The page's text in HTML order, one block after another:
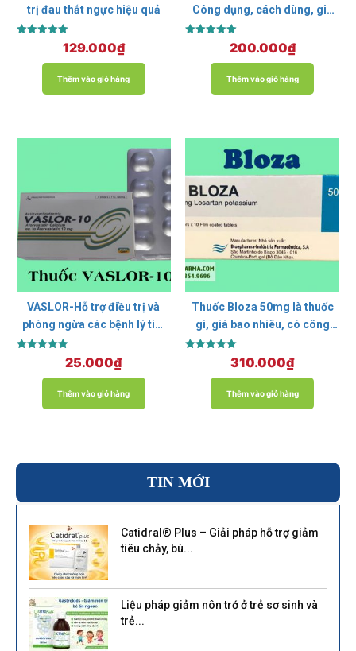
trị đau thắt ngực hiệu quả
5.00
129.000₫
Thêm vào giỏ hàng
Công dụng, cách dùng, giá
Được xếp
5.00
200.000₫
Thêm vào giỏ hàng
VASLOR-Hỗ trợ điều trị và
phòng ngừa các bệnh lý tim
5.00
25.000₫
Thêm vào giỏ hàng
Thuốc Bloza 50mg là thuốc
gì, giá bao nhiêu, có công
5.00
310.000₫
Thêm vào giỏ hàng
TIN MỚI
Catidral® Plus – Giải pháp hỗ trợ giảm
tiêu chảy, bù...
Liệu pháp giảm nôn trớ ở trẻ sơ sinh và
trẻ...